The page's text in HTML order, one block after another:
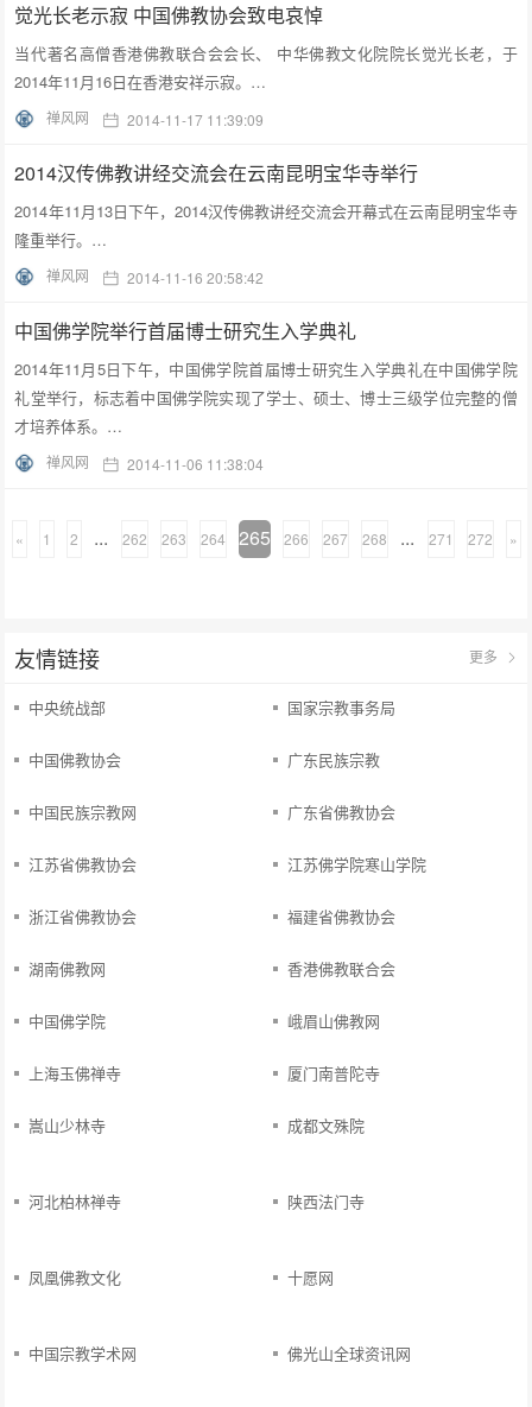
觉光长老示寂 中国佛教协会致电哀悼
当代著名高僧香港佛教联合会会长、 中华佛教文化院院长觉光长老，于
2014年11月16日在香港安祥示寂。…
禅风网 2014-11-17 11:39:09
2014汉传佛教讲经交流会在云南昆明宝华寺举行
2014年11月13日下午，2014汉传佛教讲经交流会开幕式在云南昆明宝华寺
隆重举行。…
禅风网 2014-11-16 20:58:42
中国佛学院举行首届博士研究生入学典礼
2014年11月5日下午，中国佛学院首届博士研究生入学典礼在中国佛学院
礼堂举行，标志着中国佛学院实现了学士、硕士、博士三级学位完整的僧
才培养体系。…
禅风网 2014-11-06 11:38:04
« 1 2 ... 262 263 264 265 266 267 268 ... 271 272 »
友情链接 更多
中央统战部 国家宗教事务局
中国佛教协会 广东民族宗教
中国民族宗教网 广东省佛教协会
江苏省佛教协会 江苏佛学院寒山学院
浙江省佛教协会 福建省佛教协会
湖南佛教网 香港佛教联合会
中国佛学院 峨眉山佛教网
上海玉佛禅寺 厦门南普陀寺
嵩山少林寺 成都文殊院
河北柏林禅寺 陕西法门寺
凤凰佛教文化 十愿网
中国宗教学术网 佛光山全球资讯网